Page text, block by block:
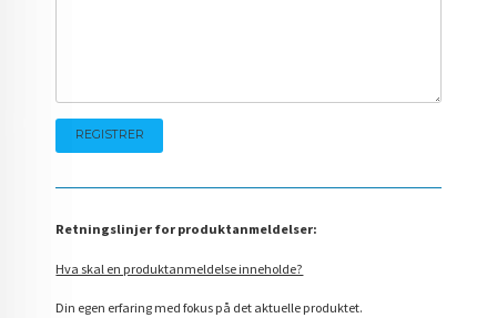
Retningslinjer for produktanmeldelser:
Hva skal en produktanmeldelse inneholde?
Din egen erfaring med fokus på det aktuelle produktet.